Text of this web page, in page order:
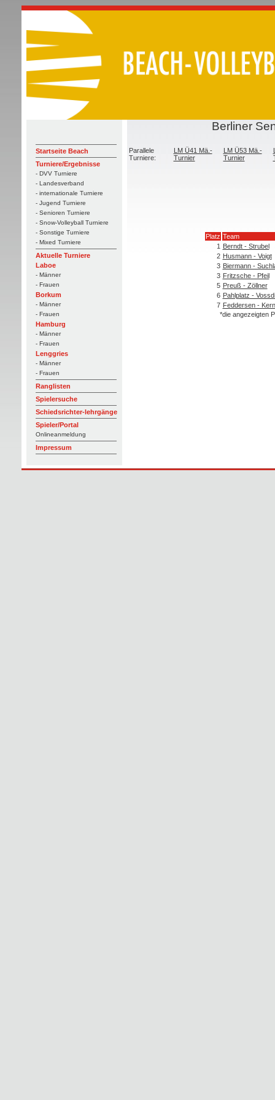
Startseite Beach
Turniere/Ergebnisse
- DVV Turniere
- Landesverband
- internationale Turniere
- Jugend Turniere
- Senioren Turniere
- Snow-Volleyball Turniere
- Sonstige Turniere
- Mixed Turniere
Aktuelle Turniere
Laboe
- Männer
- Frauen
Borkum
- Männer
- Frauen
Hamburg
- Männer
- Frauen
Lenggries
- Männer
- Frauen
Ranglisten
Spielersuche
Schiedsrichter-lehrgänge
Spieler/Portal
Onlineanmeldung
Impressum
Berliner
Parallele
Turniere:
LM Ü41 Mä.-
Turnier
LM Ü53 Mä.-
Turnier
Platz Team
1 Berndt - Strubel
2 Husmann - Voigt
3 Biermann -
3 Fritzsche - Pfeil
5 Preuß - Zöllner
6 Pahlplatz -
7 Feddersen - Kern
*die angezeigten